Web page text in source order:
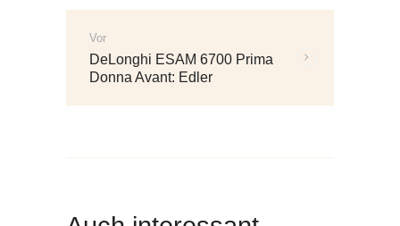
Vor
Beiträge:
DeLonghi ESAM 6700 Prima
Donna Avant: Edler